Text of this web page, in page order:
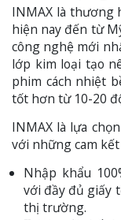
INMAX là thương
hiện nay đến từ
công nghệ mới
lớp kim loại tạo
phim cách nhiệt
tốt hơn từ 10-20
INMAX là lựa
với những cam
Nhập khẩu
với đầy đủ giấy
thị trường.